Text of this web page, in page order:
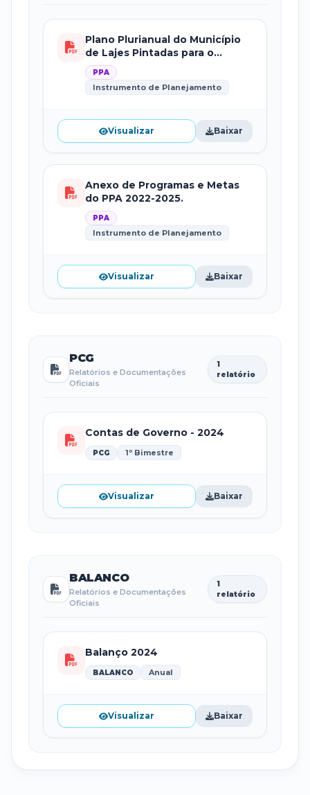
Plano Plurianual do Município
de Lajes Pintadas para o
período de 2022-2025.
PPA
Instrumento de Planejamento
Visualizar Baixar
Anexo de Programas e Metas
do PPA 2022-2025.
PPA
Instrumento de Planejamento
Visualizar Baixar
PCG
Relatórios e Documentações
Oficiais
1
relatório
Contas de Governo - 2024
PCG 1º Bimestre
Visualizar Baixar
BALANCO
Relatórios e Documentações
Oficiais
1
relatório
Balanço 2024
BALANCO Anual
Visualizar Baixar